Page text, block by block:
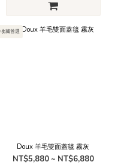
收藏首選
Doux 羊毛雙面蓋毯 霧灰
NT$5,880 ~ NT$6,880